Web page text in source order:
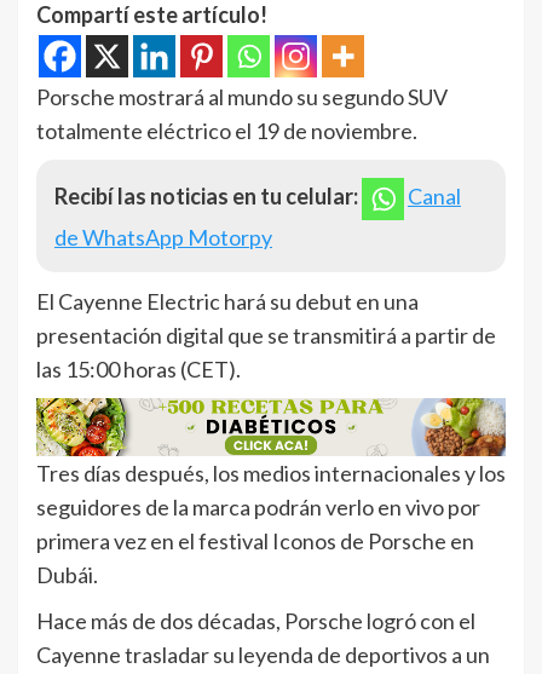
Compartí este artículo!
Porsche mostrará al mundo su segundo SUV
totalmente eléctrico el 19 de noviembre.
Recibí las noticias en tu celular:
Canal
de WhatsApp Motorpy
El Cayenne Electric hará su debut en una
presentación digital que se transmitirá a partir de
las 15:00 horas (CET).
Tres días después, los medios internacionales y los
seguidores de la marca podrán verlo en vivo por
primera vez en el festival Iconos de Porsche en
Dubái.
Hace más de dos décadas, Porsche logró con el
Cayenne trasladar su leyenda de deportivos a un